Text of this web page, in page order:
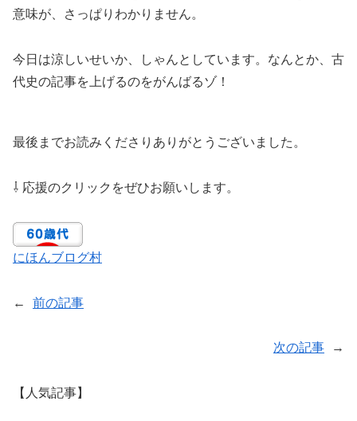
意味が、さっぱりわかりません。
今日は涼しいせいか、しゃんとしています。なんとか、古
代史の記事を上げるのをがんばるゾ！
最後までお読みくださりありがとうございました。
⇩ 応援のクリックをぜひお願いします。
にほんブログ村
← 前の記事
次の記事 →
【人気記事】